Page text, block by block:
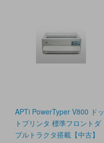
APTi PowerTyper V800 ドッ
トプリンタ 標準フロントダ
ブルトラクタ搭載【中古】